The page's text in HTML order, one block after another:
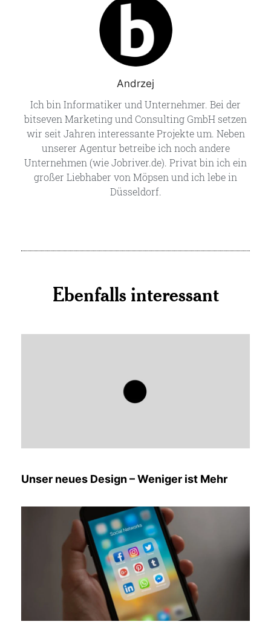
Andrzej
Ich bin Informatiker und Unternehmer. Bei der
bitseven Marketing und Consulting GmbH setzen
wir seit Jahren interessante Projekte um. Neben
unserer Agentur betreibe ich noch andere
Unternehmen (wie Jobriver.de). Privat bin ich ein
großer Liebhaber von Möpsen und ich lebe in
Düsseldorf.
Ebenfalls interessant
Unser neues Design – Weniger ist Mehr